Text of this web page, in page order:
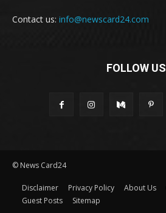
Contact us: info@newscard24.com
FOLLOW US
© News Card24
Disclaimer Privacy Policy About Us
Guest Posts
Sitemap